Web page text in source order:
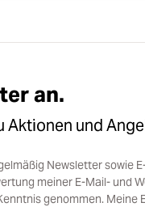
an.
Aktionen und
Newsletter
meiner E-Mail- und
genommen. Meine